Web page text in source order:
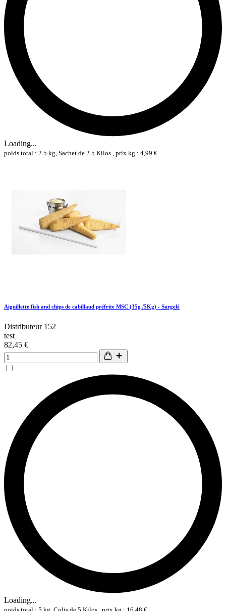
Loading...
poids total : 2.5 kg, Sachet de 2.5 Kilos , prix kg : 4,99 €
Aiguillette fish and chips de cabillaud préfrite MSC (35g /5Kg) - Surgelé
Distributeur 152
test
82,45 €
Loading...